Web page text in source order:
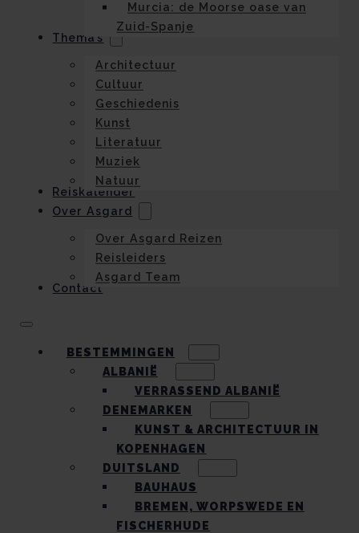
Murcia: de Moorse oase van
Zuid-Spanje
Thema’s
Architectuur
Cultuur
Geschiedenis
Kunst
Literatuur
Muziek
Natuur
Reiskalender
Over Asgard
Over Asgard Reizen
Reisleiders
Asgard Team
Contact
BESTEMMINGEN
ALBANIË
VERRASSEND ALBANIË
DENEMARKEN
KUNST & ARCHITECTUUR IN
KOPENHAGEN
DUITSLAND
BAUHAUS
BREMEN, WORPSWEDE EN
FISCHERHUDE